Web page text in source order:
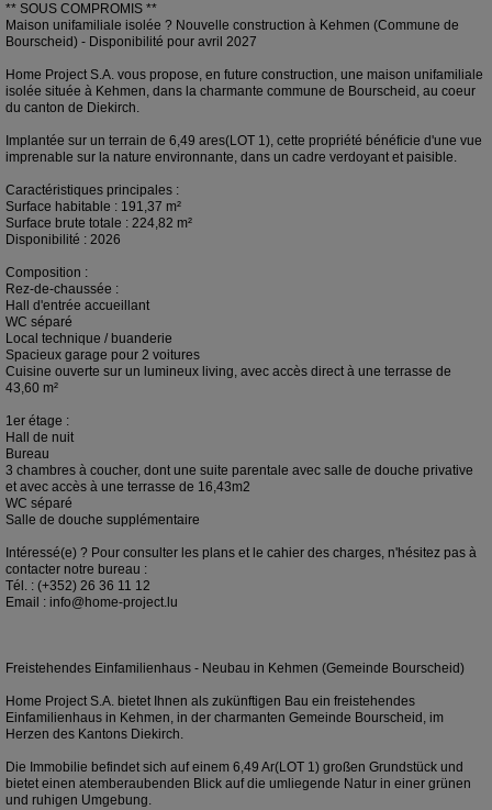
** SOUS COMPROMIS **
Maison unifamiliale isolée ? Nouvelle construction à Kehmen (Commune de
Bourscheid) - Disponibilité pour avril 2027
Home Project S.A. vous propose, en future construction, une maison unifamiliale
isolée située à Kehmen, dans la charmante commune de Bourscheid, au coeur
du canton de Diekirch.
Implantée sur un terrain de 6,49 ares(LOT 1), cette propriété bénéficie d'une vue
imprenable sur la nature environnante, dans un cadre verdoyant et paisible.
Caractéristiques principales :
Surface habitable : 191,37 m²
Surface brute totale : 224,82 m²
Disponibilité : 2026
Composition :
Rez-de-chaussée :
Hall d'entrée accueillant
WC séparé
Local technique / buanderie
Spacieux garage pour 2 voitures
Cuisine ouverte sur un lumineux living, avec accès direct à une terrasse de
43,60 m²
1er étage :
Hall de nuit
Bureau
3 chambres à coucher, dont une suite parentale avec salle de douche privative
et avec accès à une terrasse de 16,43m2
WC séparé
Salle de douche supplémentaire
Intéressé(e) ? Pour consulter les plans et le cahier des charges, n'hésitez pas à
contacter notre bureau :
Tél. : (+352) 26 36 11 12
Email : info@home-project.lu
Freistehendes Einfamilienhaus - Neubau in Kehmen (Gemeinde Bourscheid)
Home Project S.A. bietet Ihnen als zukünftigen Bau ein freistehendes
Einfamilienhaus in Kehmen, in der charmanten Gemeinde Bourscheid, im
Herzen des Kantons Diekirch.
Die Immobilie befindet sich auf einem 6,49 Ar(LOT 1) großen Grundstück und
bietet einen atemberaubenden Blick auf die umliegende Natur in einer grünen
und ruhigen Umgebung.